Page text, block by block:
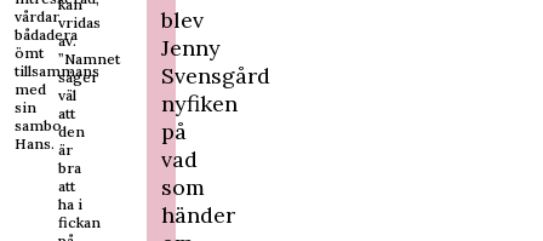
vårdar
bådadera
ömt
tillsammans
med
sin
sambo
Hans.
kan
vridas
av.
”Namnet
säger
väl
att
den
är
bra
att
ha i
fickan
blev
Jenny
Svensgård
nyfiken
på
vad
som
händer